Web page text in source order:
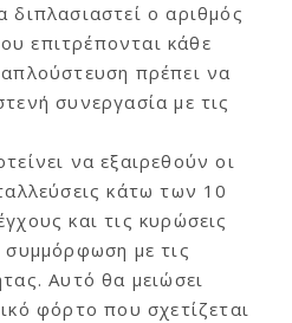
διπλασιαστεί ο αριθμός
επιτρέπονται κάθε
πρέπει να
συνεργασία με τις
να εξαιρεθούν οι
κάτω των 10
και τις κυρώσεις
συμμόρφωση με τις
Αυτό θα μειώσει
φόρτο που σχετίζεται